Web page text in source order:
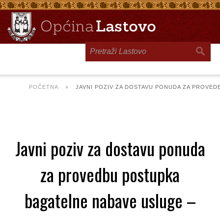
POČETNA » JAVNI POZIV ZA DOSTAVU PONUDA ZA
Javni poziv za dostavu ponuda
za provedbu postupka
bagatelne nabave usluge –